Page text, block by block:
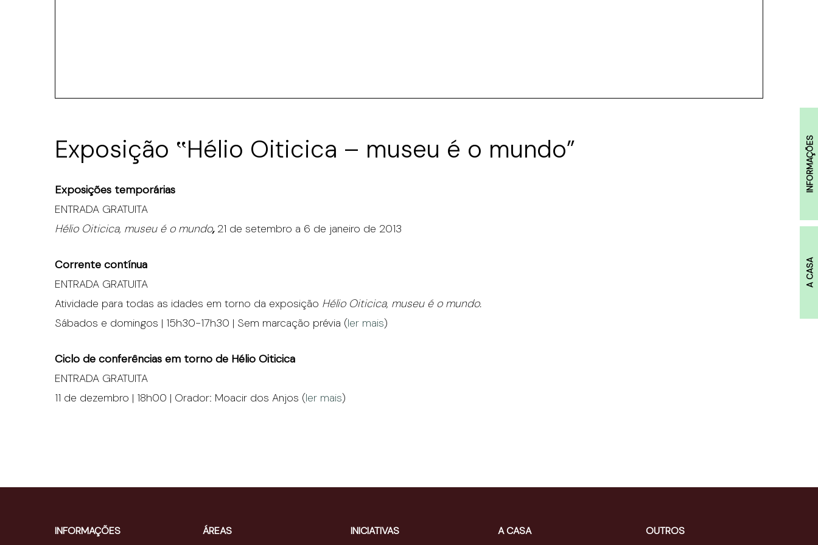
INFORMAÇÕES
A CASA
Exposição ‟Hélio Oiticica – museu é o mundo”
Exposições temporárias
ENTRADA GRATUITA
Hélio Oiticica, museu é o mundo, 21 de setembro a 6 de janeiro de 2013
Corrente contínua
ENTRADA GRATUITA
Atividade para todas as idades em torno da exposição Hélio Oiticica, museu é o mundo.
Sábados e domingos | 15h30-17h30 | Sem marcação prévia (ler mais)
Ciclo de conferências em torno de Hélio Oiticica
ENTRADA GRATUITA
11 de dezembro | 18h00 | Orador: Moacir dos Anjos (ler mais)
INFORMAÇÕES ÁREAS INICIATIVAS A CASA OUTROS